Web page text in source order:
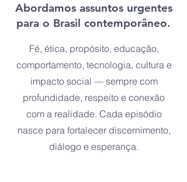
Abordamos assuntos urgentes
para o Brasil contemporâneo.
Fé, ética, propósito, educação,
comportamento, tecnologia, cultura e
impacto social — sempre com
profundidade, respeito e conexão
com a realidade. Cada episódio
nasce para fortalecer discernimento,
diálogo e esperança.